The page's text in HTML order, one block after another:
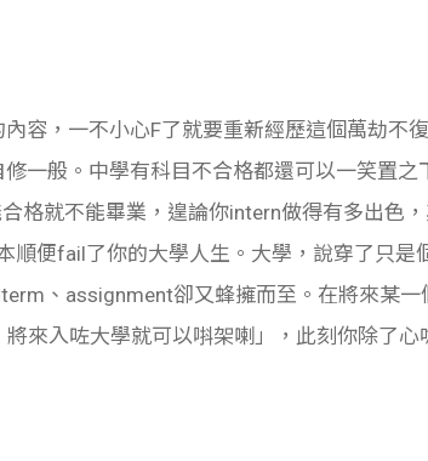
容，一不小心F了就要重新經歷這個萬劫不
一般。中學有科目不合格都還可以一笑置之
格就不能畢業，遑論你intern做得有多出色
便fail了你的大學人生。大學，說穿了只是
、assignment卻又蜂擁而至。在將來某
來入咗大學就可以唞架喇」，此刻你除了